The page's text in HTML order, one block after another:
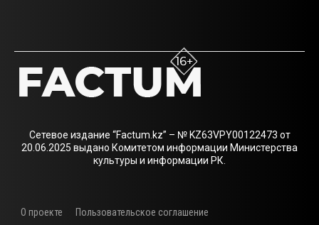
Сетевое издание “Factum.kz” – № KZ63VPY00122473 от
20.06.2025 выдано Комитетом информации Министерства
культуры и информации РК.
О проекте Пользовательское соглашение